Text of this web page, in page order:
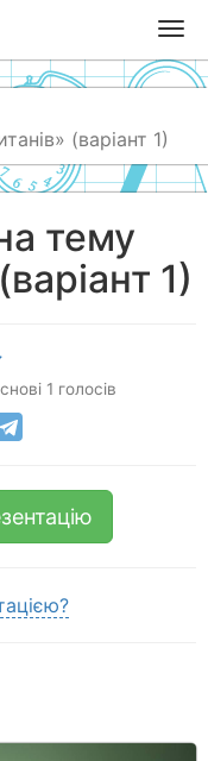
T
o
g
e
n
i
g
(варіант 1)
тему
1)
1 голосів